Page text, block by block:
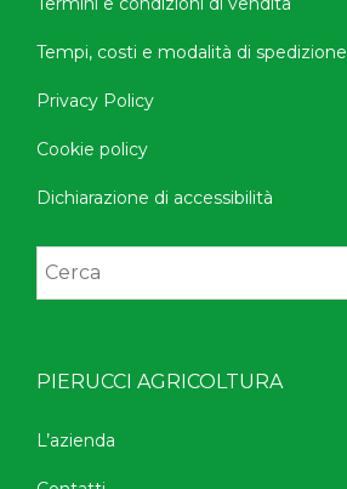
Tempi, costi e modalità di spedizione
Privacy Policy
Cookie policy
Dichiarazione di accessibilità
PIERUCCI AGRICOLTURA
L’azienda